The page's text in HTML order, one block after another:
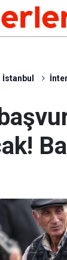
İstanbul